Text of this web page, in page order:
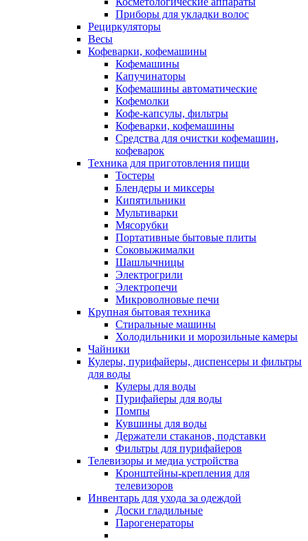
Приборы для укладки волос
Рециркуляторы
Весы
Кофеварки, кофемашины
Кофемашины
Капучинаторы
Кофемашины автоматические
Кофемолки
Кофе-капсулы, фильтры
Кофеварки, кофемашины
Средства для очистки кофемашин,
кофеварок
Техника для приготовления пищи
Тостеры
Блендеры и миксеры
Кипятильники
Мультиварки
Мясорубки
Портативные бытовые плиты
Соковыжималки
Шашлычницы
Электрогрили
Электропечи
Микроволновые печи
Крупная бытовая техника
Стиральные машины
Холодильники и морозильные камеры
Чайники
Кулеры, пурифайеры, диспенсеры и фильтры
для воды
Кулеры для воды
Пурифайеры для воды
Помпы
Кувшины для воды
Держатели стаканов, подставки
Фильтры для пурифайеров
Телевизоры и медиа устройства
Кронштейны-крепления для
телевизоров
Инвентарь для ухода за одеждой
Доски гладильные
Парогенераторы